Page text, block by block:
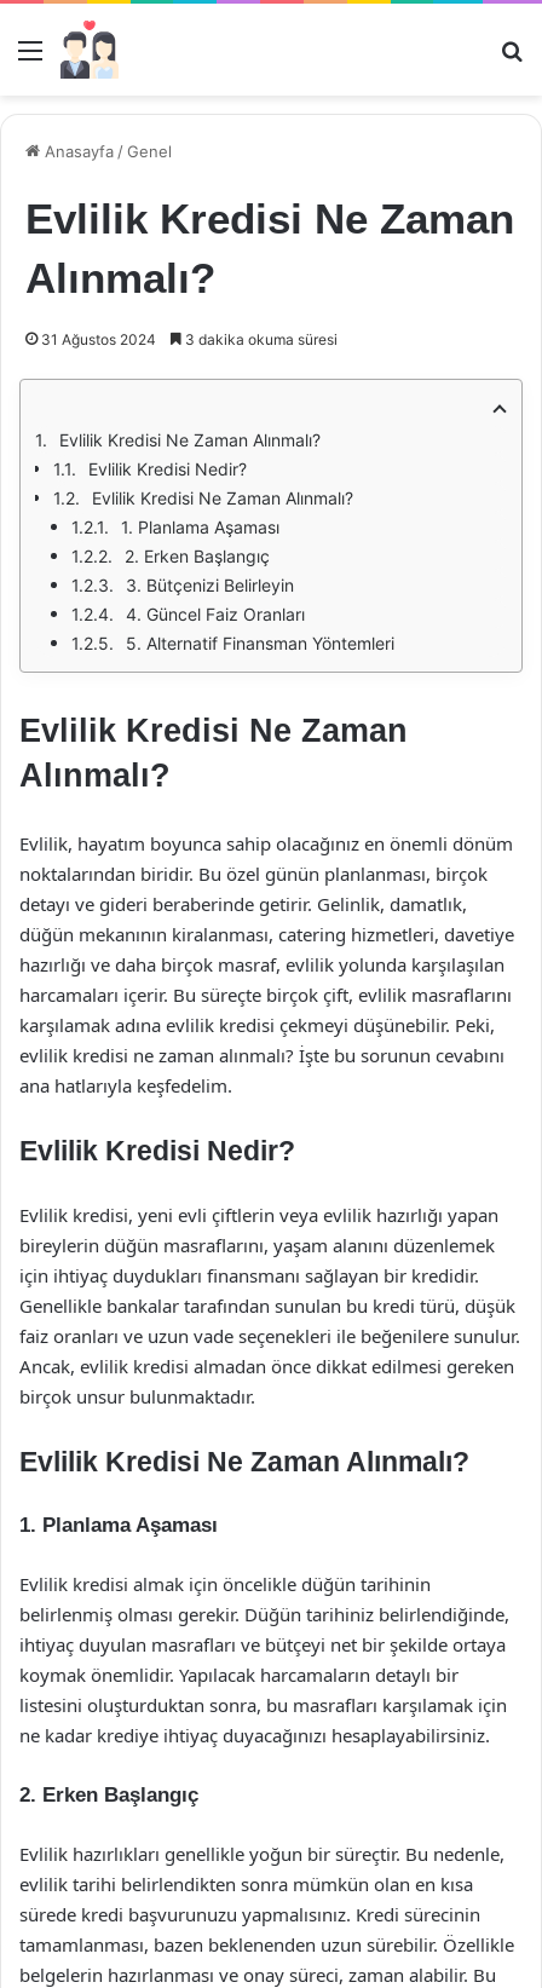
Menü
Anasayfa /Genel
Evlilik Kredisi Ne Zaman
Alınmalı?
31 Ağustos 2024 3 dakika okuma süresi
Evlilik Kredisi Ne Zaman Alınmalı?
Evlilik Kredisi Nedir?
Evlilik Kredisi Ne Zaman Alınmalı?
1. Planlama Aşaması
2. Erken Başlangıç
3. Bütçenizi Belirleyin
4. Güncel Faiz Oranları
5. Alternatif Finansman Yöntemleri
Evlilik Kredisi Ne Zaman
Alınmalı?
Evlilik, hayatım boyunca sahip olacağınız en önemli dönüm
noktalarından biridir. Bu özel günün planlanması, birçok
detayı ve gideri beraberinde getirir. Gelinlik, damatlık,
düğün mekanının kiralanması, catering hizmetleri, davetiye
hazırlığı ve daha birçok masraf, evlilik yolunda karşılaşılan
harcamaları içerir. Bu süreçte birçok çift, evlilik masraflarını
karşılamak adına evlilik kredisi çekmeyi düşünebilir. Peki,
evlilik kredisi ne zaman alınmalı? İşte bu sorunun cevabını
ana hatlarıyla keşfedelim.
Evlilik Kredisi Nedir?
Evlilik kredisi, yeni evli çiftlerin veya evlilik hazırlığı yapan
bireylerin düğün masraflarını, yaşam alanını düzenlemek
için ihtiyaç duydukları finansmanı sağlayan bir kredidir.
Genellikle bankalar tarafından sunulan bu kredi türü, düşük
faiz oranları ve uzun vade seçenekleri ile beğenilere sunulur.
Ancak, evlilik kredisi almadan önce dikkat edilmesi gereken
birçok unsur bulunmaktadır.
Evlilik Kredisi Ne Zaman Alınmalı?
1. Planlama Aşaması
Evlilik kredisi almak için öncelikle düğün tarihinin
belirlenmiş olması gerekir. Düğün tarihiniz belirlendiğinde,
ihtiyaç duyulan masrafları ve bütçeyi net bir şekilde ortaya
koymak önemlidir. Yapılacak harcamaların detaylı bir
listesini oluşturduktan sonra, bu masrafları karşılamak için
ne kadar krediye ihtiyaç duyacağınızı hesaplayabilirsiniz.
2. Erken Başlangıç
Evlilik hazırlıkları genellikle yoğun bir süreçtir. Bu nedenle,
evlilik tarihi belirlendikten sonra mümkün olan en kısa
sürede kredi başvurunuzu yapmalısınız. Kredi sürecinin
tamamlanması, bazen beklenenden uzun sürebilir. Özellikle
belgelerin hazırlanması ve onay süreci, zaman alabilir. Bu